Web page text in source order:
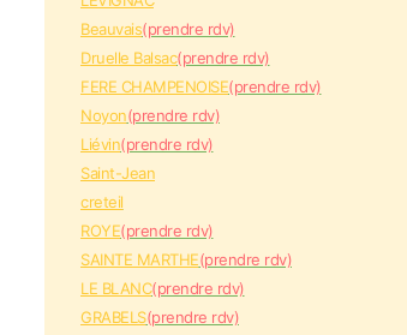
Beauvais(prendre rdv)
Druelle Balsac(prendre rdv)
FERE CHAMPENOISE(prendre rdv)
Noyon(prendre rdv)
Liévin(prendre rdv)
Saint-Jean
creteil
ROYE(prendre rdv)
SAINTE MARTHE(prendre rdv)
LE BLANC(prendre rdv)
GRABELS(prendre rdv)